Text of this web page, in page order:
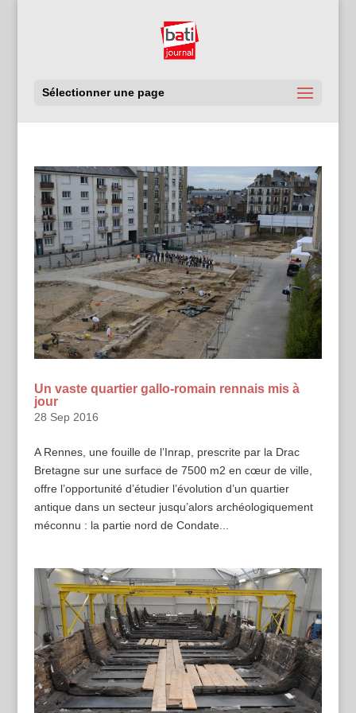
Sélectionner une page
Un vaste quartier gallo-romain rennais mis à
jour
28 Sep 2016
A Rennes, une fouille de l’Inrap, prescrite par la Drac
Bretagne sur une surface de 7500 m2 en cœur de ville,
offre l’opportunité d’étudier l’évolution d’un quartier
antique dans un secteur jusqu’alors archéologiquement
méconnu : la partie nord de Condate...